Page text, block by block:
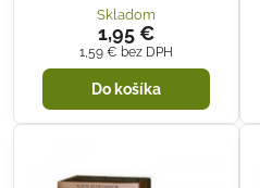
Skladom
1,95 €
1,59 € bez DPH
Do košíka